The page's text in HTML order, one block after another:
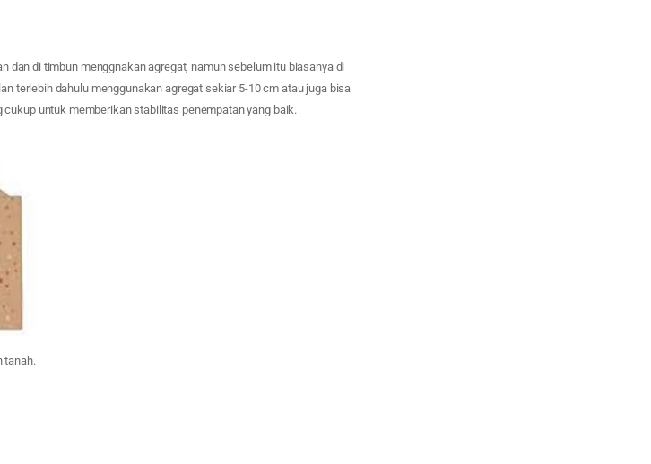
dan di timbun menggnakan agregat, namun sebelum itu biasanya di
terlebih dahulu menggunakan agregat sekiar 5-10 cm atau juga bisa
untuk memberikan stabilitas penempatan yang baik.
tanah.